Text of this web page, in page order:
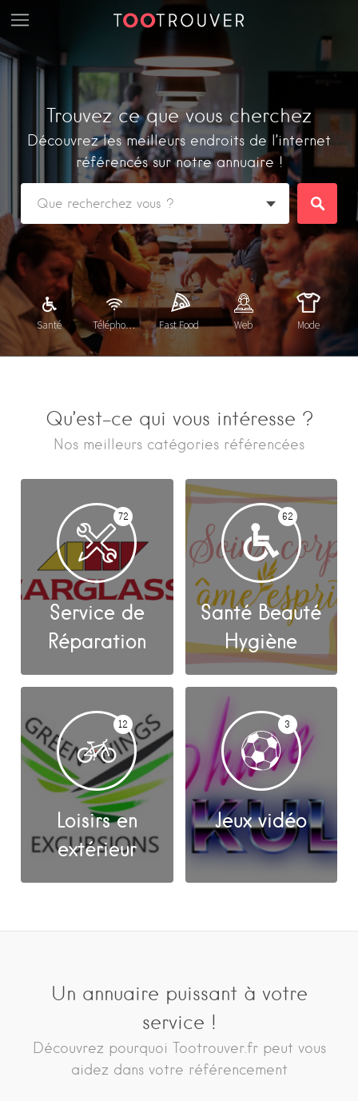
Trouvez ce que vous cherchez
Découvrez les meilleurs endroits de l’internet
référencés sur notre annuaire !
Santé Téléphonie Fast Food Web Mode
Qu’est-ce qui vous intéresse ?
Nos meilleurs catégories référencées
72
Service de
Réparation
62
Santé Beauté
Hygiène
12
Loisirs en
extérieur
3
Jeux vidéo
Un annuaire puissant à votre
service !
Découvrez pourquoi Tootrouver.fr peut vous
aidez dans votre référencement